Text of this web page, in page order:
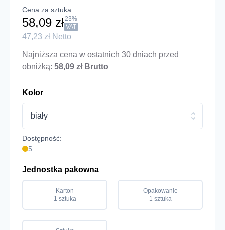
Cena za sztuka
58,09 zł23%
VAT
47,23 zł Netto
Najniższa cena w ostatnich 30 dniach przed
obniżką: 58,09 zł Brutto
Kolor
biały
Dostępność:
5
Jednostka pakowna
Karton
1 sztuka
Opakowanie
1 sztuka